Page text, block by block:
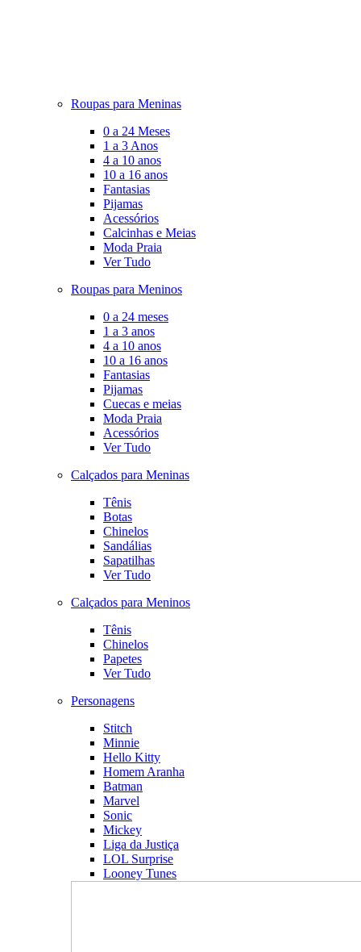
Roupas para Meninas
0 a 24 Meses
1 a 3 Anos
4 a 10 anos
10 a 16 anos
Fantasias
Pijamas
Acessórios
Calcinhas e Meias
Moda Praia
Ver Tudo
Roupas para Meninos
0 a 24 meses
1 a 3 anos
4 a 10 anos
10 a 16 anos
Fantasias
Pijamas
Cuecas e meias
Moda Praia
Acessórios
Ver Tudo
Calçados para Meninas
Tênis
Botas
Chinelos
Sandálias
Sapatilhas
Ver Tudo
Calçados para Meninos
Tênis
Chinelos
Papetes
Ver Tudo
Personagens
Stitch
Minnie
Hello Kitty
Homem Aranha
Batman
Marvel
Sonic
Mickey
Liga da Justiça
LOL Surprise
Looney Tunes